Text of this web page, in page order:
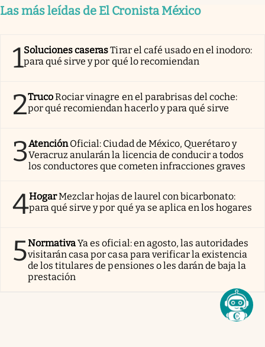
Las más leídas de El Cronista México
1Soluciones caserasTirar el café usado en el inodoro:
para qué sirve y por qué lo recomiendan
2TrucoRociar vinagre en el parabrisas del coche:
por qué recomiendan hacerlo y para qué sirve
3AtenciónOficial: Ciudad de México, Querétaro y
Veracruz anularán la licencia de conducir a todos
los conductores que cometen infracciones graves
4HogarMezclar hojas de laurel con bicarbonato:
para qué sirve y por qué ya se aplica en los hogares
5NormativaYa es oficial: en agosto, las autoridades
visitarán casa por casa para verificar la existencia
de los titulares de pensiones o les darán de baja la
prestación